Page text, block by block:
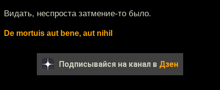
Видать, неспроста затмение-то было.
De mortuis aut bene, aut nihil
Подписывайся на канал в Дзен